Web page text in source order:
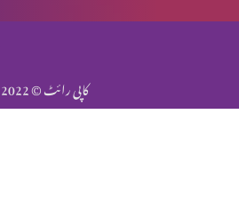
کاپی رائٹ © 2022 زندگی ٹی وی۔ جملہ حقوق محفوظ ہیں